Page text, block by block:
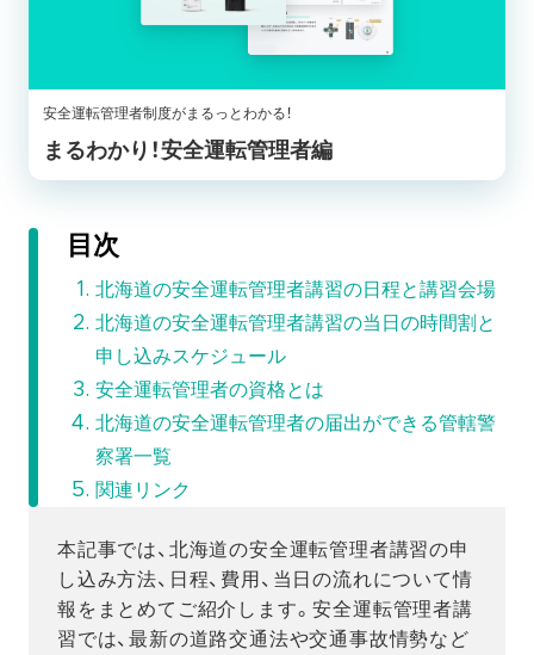
安全運転管理者制度がまるっとわかる！
まるわかり！安全運転管理者編
目次
北海道の安全運転管理者講習の日程と講習会場
北海道の安全運転管理者講習の当日の時間割と
申し込みスケジュール
安全運転管理者の資格とは
北海道の安全運転管理者の届出ができる管轄警
察署一覧
関連リンク
本記事では、北海道の安全運転管理者講習の申
し込み方法、日程、費用、当日の流れについて情
報をまとめてご紹介します。安全運転管理者講
習では、最新の道路交通法や交通事故情勢など